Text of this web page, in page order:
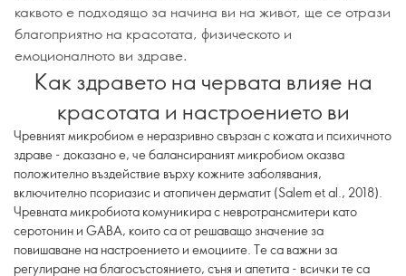
каквото е подходящо за начина ви на живот, ще се отрази
благоприятно на красотата, физическото и
емоционалното ви здраве.
Как здравето на червата влияе на
красотата и настроението ви
Чревният микробиом е неразривно свързан с кожата и психичното
здраве - доказано е, че балансираният микробиом оказва
положително въздействие върху кожните заболявания,
включително псориазис и атопичен дерматит (Salem et al., 2018).
Чревната микробиота комуникира с невротрансмитери като
серотонин и GABA, които са от решаващо значение за
повишаване на настроението и емоциите. Те са важни за
регулиране на благосъстоянието, съня и апетита - всички те са